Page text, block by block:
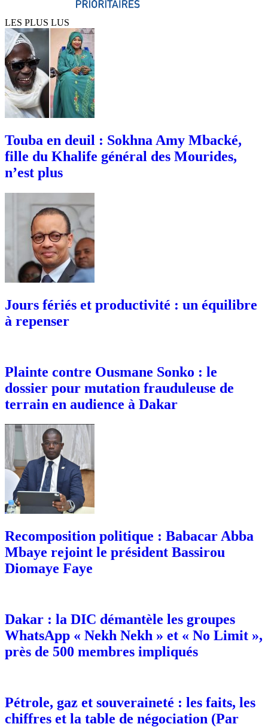
LES PLUS LUS
Touba en deuil : Sokhna Amy Mbacké,
fille du Khalife général des Mourides,
n’est plus
Jours fériés et productivité : un équilibre
à repenser
Plainte contre Ousmane Sonko : le
dossier pour mutation frauduleuse de
terrain en audience à Dakar
Recomposition politique : Babacar Abba
Mbaye rejoint le président Bassirou
Diomaye Faye
Dakar : la DIC démantèle les groupes
WhatsApp « Nekh Nekh » et « No Limit »,
près de 500 membres impliqués
Pétrole, gaz et souveraineté : les faits, les
chiffres et la table de négociation (Par